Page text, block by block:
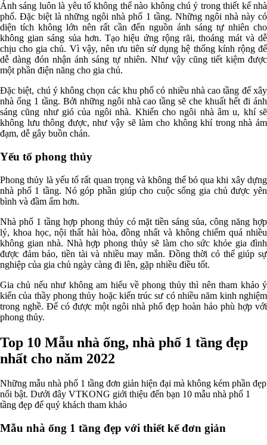
Ánh sáng luôn là yêu tố không thể nào không chú ý trong thiết kế nhà
phố. Đặc biệt là những ngôi nhà phố 1 tầng. Những ngôi nhà này có
diện tích không lớn nên rất cần đến nguồn ánh sáng tự nhiên cho
không gian sáng sủa hơn. Tạo hiệu ứng rộng rãi, thoáng mát và dễ
chịu cho gia chủ. Vì vậy, nên ưu tiên sử dụng hệ thống kính rộng để
dễ dàng đón nhận ánh sáng tự nhiên. Như vậy cũng tiết kiệm được
một phần điện năng cho gia chủ.
Đặc biệt, chú ý không chọn các khu phố có nhiều nhà cao tầng để xây
nhà ống 1 tầng. Bởi những ngôi nhà cao tầng sẽ che khuất hết đi ánh
sáng cũng như gió của ngôi nhà. Khiến cho ngôi nhà âm u, khí sẽ
không lưu thông được, như vậy sẽ làm cho không khí trong nhà ảm
đạm, dễ gây buồn chán.
Yếu tố phong thủy
Phong thủy là yếu tố rất quan trọng và không thể bỏ qua khi xây dựng
nhà phố 1 tầng. Nó góp phần giúp cho cuộc sống gia chủ được yên
bình và đầm ấm hơn.
Nhà phố 1 tầng hợp phong thủy có mặt tiền sáng sủa, công năng hợp
lý, khoa học, nội thất hài hòa, đồng nhất và không chiếm quá nhiều
không gian nhà. Nhà hợp phong thủy sẽ làm cho sức khỏe gia đình
được đảm bảo, tiền tài và nhiều may mắn. Đồng thời có thể giúp sự
nghiệp của gia chủ ngày càng đi lên, gặp nhiều điều tốt.
Gia chủ nếu như không am hiểu về phong thủy thì nên tham khảo ý
kiến của thầy phong thủy hoặc kiến trúc sư có nhiều năm kinh nghiệm
trong nghề. Để có được một ngôi nhà phố đẹp hoàn hảo phù hợp với
phong thủy.
Top 10 Mẫu nhà ống, nhà phố 1 tầng đẹp
nhất cho năm 2022
Những mẫu nhà phố 1 tầng đơn giản hiện đại mà không kém phần đẹp
nổi bật. Dưới đây VTKONG giới thiệu đến bạn 10 mẫu nhà phố 1
tầng đẹp để quý khách tham khảo
Mẫu nhà ống 1 tầng đẹp với thiết kế đơn giản